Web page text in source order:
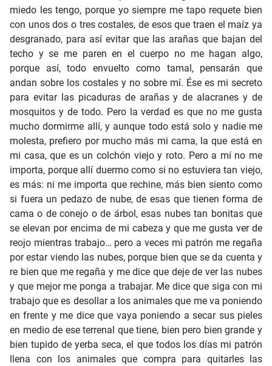
miedo les tengo, porque yo siempre me tapo requete bien
con unos dos o tres costales, de esos que traen el maíz ya
desgranado, para así evitar que las arañas que bajan del
techo y se me paren en el cuerpo no me hagan algo,
porque así, todo envuelto como tamal, pensarán que
andan sobre los costales y no sobre mí. Ése es mi secreto
para evitar las picaduras de arañas y de alacranes y de
mosquitos y de todo. Pero la verdad es que no me gusta
mucho dormirme allí, y aunque todo está solo y nadie me
molesta, prefiero por mucho más mi cama, la que está en
mi casa, que es un colchón viejo y roto. Pero a mí no me
importa, porque allí duermo como si no estuviera tan viejo,
es más: ni me importa que rechine, más bien siento como
si fuera un pedazo de nube, de esas que tienen forma de
cama o de conejo o de árbol, esas nubes tan bonitas que
se elevan por encima de mi cabeza y que me gusta ver de
reojo mientras trabajo… pero a veces mi patrón me regaña
por estar viendo las nubes, porque bien que se da cuenta y
re bien que me regaña y me dice que deje de ver las nubes
y que mejor me ponga a trabajar. Me dice que siga con mi
trabajo que es desollar a los animales que me va poniendo
en frente y me dice que vaya poniendo a secar sus pieles
en medio de ese terrenal que tiene, bien pero bien grande y
bien tupido de yerba seca, el que todos los días mi patrón
llena con los animales que compra para quitarles las